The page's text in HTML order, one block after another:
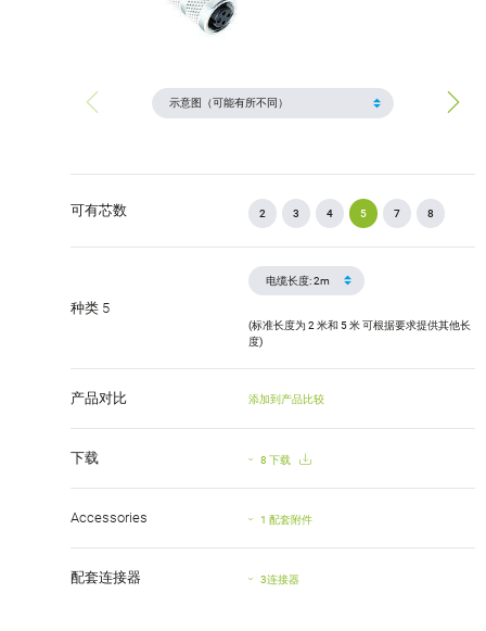
可有芯数 2 3 4 5 7 8
种类 5
(标准长度为 2 米和 5 米 可根据要求提供其他长
度)
产品对比 添加到产品比较
下载 8 下载
Accessories 1 配套附件
配套连接器 3连接器